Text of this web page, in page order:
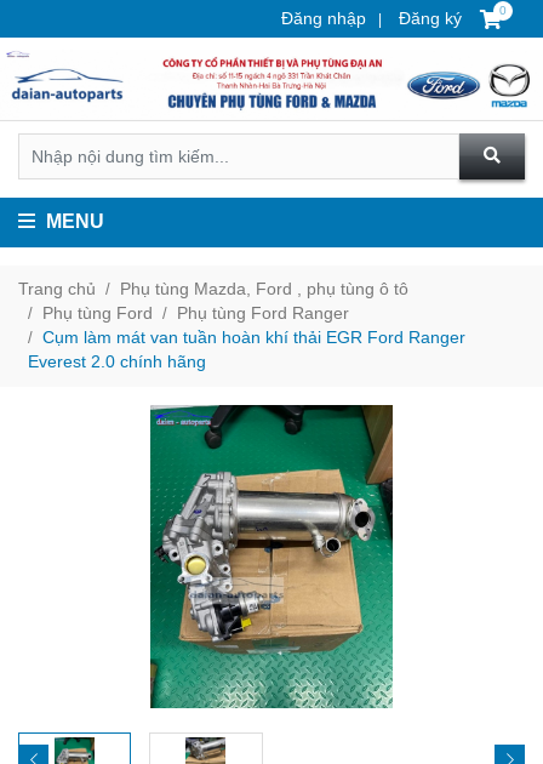
Đăng nhập Đăng ký 0
MENU
Trang chủ
Phụ tùng Mazda, Ford , phụ tùng ô tô
Phụ tùng Ford
Phụ tùng Ford Ranger
Cụm làm mát van tuần hoàn khí thải EGR Ford Ranger
Everest 2.0 chính hãng